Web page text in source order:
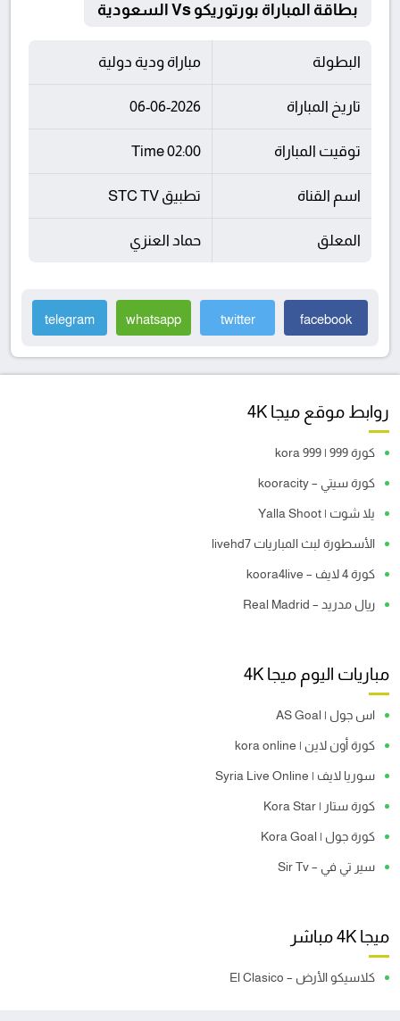
بطاقة المباراة بورتوريكو Vs السعودية
البطولة مباراة ودية دولية
تاريخ المباراة 06-06-2026
توقيت المباراة 02:00 Time
اسم القناة تطبيق STC TV
المعلق حماد العنزي
facebook
twitter
whatsapp
telegram
روابط موقع ميجا 4K
كورة 999 | kora 999
كورة سيتي – kooracity
يلا شوت | Yalla Shoot
الأسطورة لبث المباريات livehd7
كورة 4 لايف – koora4live
ريال مدريد – Real Madrid
مباريات اليوم ميجا 4K
اس جول | AS Goal
كورة أون لاين | kora online
سوريا لايف | Syria Live Online
كورة ستار | Kora Star
كورة جول | Kora Goal
سير تي في – Sir Tv
ميجا 4K مباشر
كلاسيكو الأرض – El Clasico